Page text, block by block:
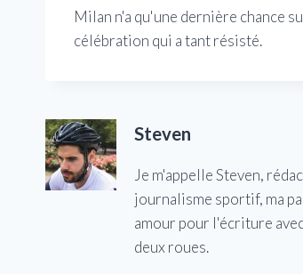
Milan n'a qu'une dernière chance
célébration qui a tant résisté.
Steven
Je m'appelle Steven,
journalisme sportif, ma
amour pour l'écriture
deux roues.